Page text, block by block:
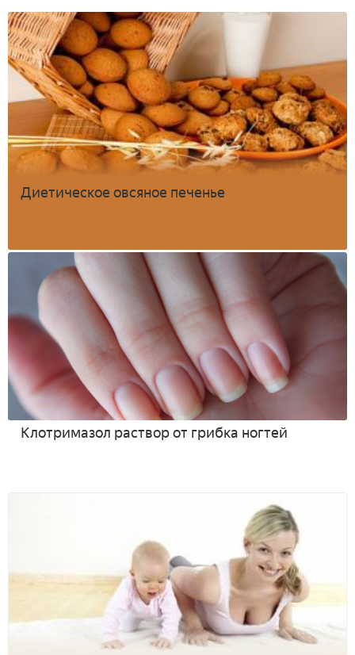
Диетическое овсяное печенье
Клотримазол раствор от грибка ногтей